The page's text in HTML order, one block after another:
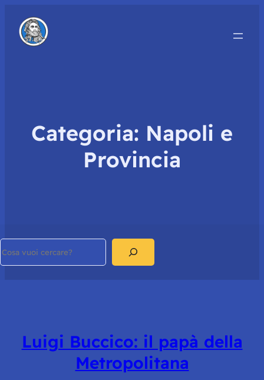
Categoria: Napoli e
Provincia
Luigi Buccico: il papà della
Metropolitana